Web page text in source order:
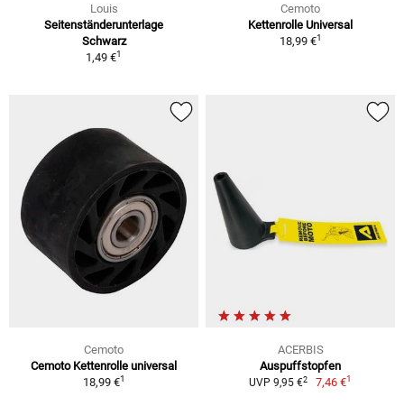
Louis
Seitenständerunterlage
Schwarz
1,49 €1
Cemoto
Kettenrolle Universal
18,99 €1
Cemoto
Cemoto Kettenrolle universal
18,99 €1
ACERBIS
Auspuffstopfen
UVP 9,95 €2 7,46 €1